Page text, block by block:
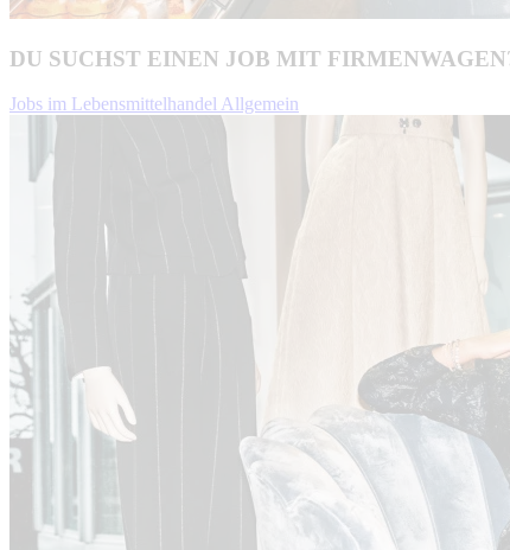
DU SUCHST EINEN JOB MIT
Jobs im Lebensmittelhandel Allgemein